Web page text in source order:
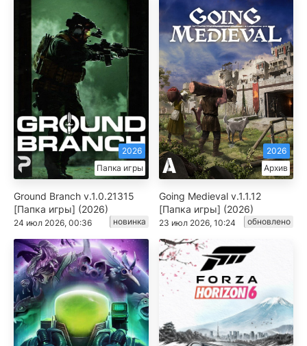
Папка игры
2026
Ground Branch v.1.0.21315
[Папка игры] (2026)
24 июл 2026, 00:36 новинка
Архив
2026
Going Medieval v.1.1.12
[Папка игры] (2026)
23 июл 2026, 10:24 обновлено